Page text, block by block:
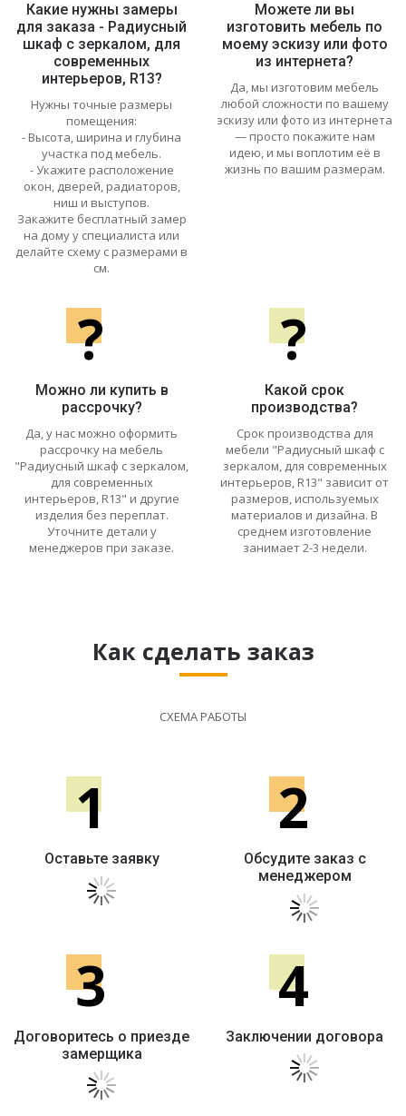
Какие нужны замеры
для заказа - Радиусный
шкаф с зеркалом, для
современных
интерьеров, R13?
Нужны точные размеры
помещения:
- Высота, ширина и глубина
участка под мебель.
- Укажите расположение
окон, дверей, радиаторов,
ниш и выступов.
Закажите бесплатный замер
на дому у специалиста или
делайте схему с размерами в
см.
Можете ли вы
изготовить мебель по
моему эскизу или фото
из интернета?
Да, мы изготовим мебель
любой сложности по вашему
эскизу или фото из интернета
— просто покажите нам
идею, и мы воплотим её в
жизнь по вашим размерам.
?
Можно ли купить в
рассрочку?
Да, у нас можно оформить
рассрочку на мебель
"Радиусный шкаф с зеркалом,
для современных
интерьеров, R13" и другие
изделия без переплат.
Уточните детали у
менеджеров при заказе.
?
Какой срок
производства?
Срок производства для
мебели "Радиусный шкаф с
зеркалом, для современных
интерьеров, R13" зависит от
размеров, используемых
материалов и дизайна. В
среднем изготовление
занимает 2-3 недели.
Как сделать заказ
СХЕМА РАБОТЫ
1
Оставьте заявку
2
Обсудите заказ с
менеджером
3
Договоритесь о приезде
замерщика
4
Заключении договора